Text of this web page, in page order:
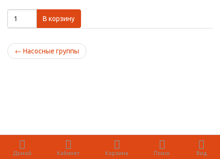
В корзину
← Насосные группы
Домой Кабинет Корзина Поиск Вид